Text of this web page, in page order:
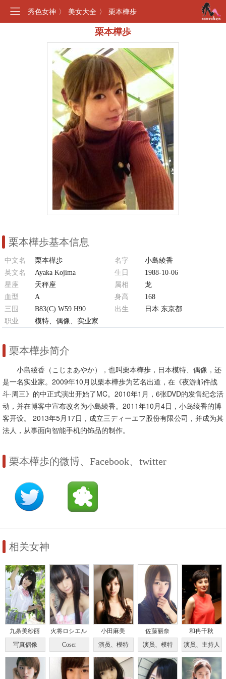
秀色女神 〉 美女大全 〉 栗本樺歩
栗本樺歩
栗本樺歩基本信息
中文名 栗本樺歩 名字
小島綾香
英文名
Ayaka Kojima 生日
1988-10-06
星座
天秤座 属相
龙
血型
A 身高
168
三围
B83(C) W59 H90 出生
日本 东京都
职业
模特、偶像、实业家
栗本樺歩简介
小島綾香（こじまあやか），也叫栗本樺歩，日本模特、偶像，还
是一名实业家。2009年10月以栗本樺歩为艺名出道，在《夜游邮件战
斗·周三》的中正式演出开始了MC。2010年1月，6张DVD的发售纪念活
动，并在博客中宣布改名为小島綾香。2011年10月4日，小岛绫香的博
客开设。 2013年5月17日，成立三ディーエフ股份有限公司，并成为其
法人，从事面向智能手机的饰品的制作。
栗本樺歩的微博、Facebook、twitter
相关女神
九条美纱丽
写真偶像
火将ロシエル
Coser
小田麻美
演员、模特
佐藤丽奈
演员、模特
和冉千秋
演员、主持人